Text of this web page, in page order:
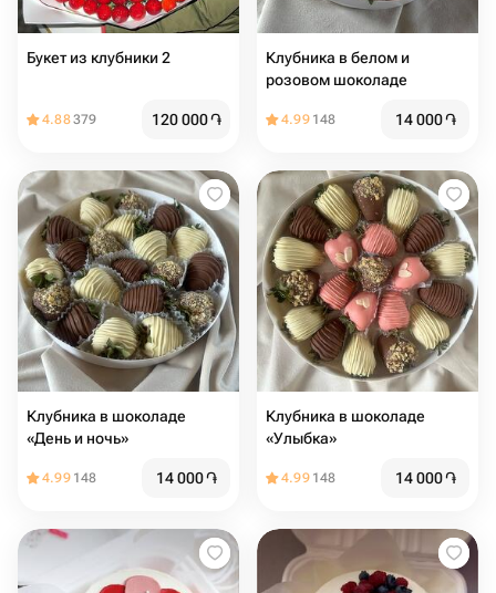
Букет из клубники 2
4.88379 120 000֏
Клубника в белом и
розовом шоколаде
4.99 148 14 000֏
Клубника в шоколаде
«День и ночь»
4.99 148 14 000֏
Клубника в шоколаде
«Улыбка»
4.99 148 14 000֏